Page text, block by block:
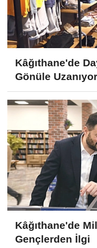
Kâğıthane'de
Gönüle Uzanıyor
Kâğıthane'de
Gençlerden İlgi